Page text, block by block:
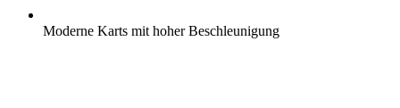
Moderne Karts mit hoher Beschleunigung